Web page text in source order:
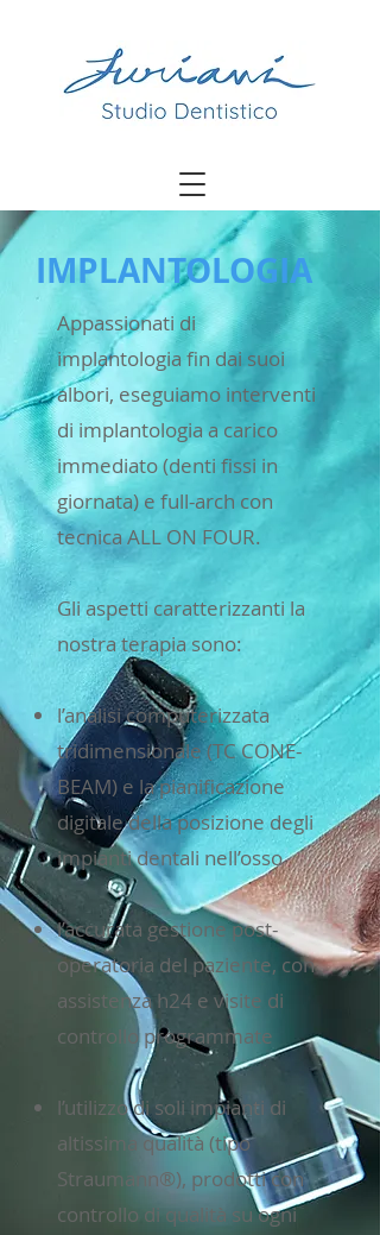
IMPLANTOLOGIA
Appassionati di
implantologia fin dai suoi
albori, eseguiamo interventi
di implantologia a carico
immediato (denti fissi in
giornata) e full-arch con
tecnica ALL ON FOUR.
Gli aspetti caratterizzanti la
nostra terapia sono:
l’analisi computerizzata
tridimensionale (TC CONE-
BEAM) e la pianificazione
digitale della posizione degli
impianti dentali nell’osso
l’accurata gestione post-
operatoria del paziente, con
assistenza h24 e visite di
controllo programmate
l’utilizzo di soli impianti di
altissima qualità (tipo
Straumann®), prodotti con
controllo di qualità su ogni